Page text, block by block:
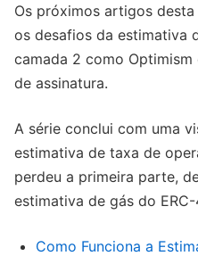
Os próximos artigos
os desafios da estimativa
camada 2 como
de assinatura.
A série conclui com uma
estimativa de taxa de
perdeu a primeira parte,
estimativa de gás do
Como Funciona a